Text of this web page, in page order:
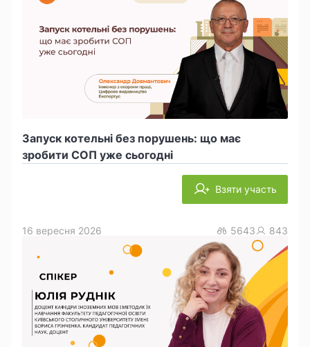
Запуск котельні без порушень: що має
зробити СОП уже сьогодні
Взяти участь
16 вересня 2026 5643 843